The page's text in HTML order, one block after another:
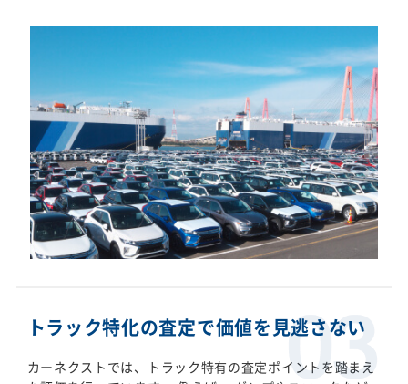
トラック特化の査定で価値を見逃さない
カーネクストでは、トラック特有の査定ポイントを踏まえ